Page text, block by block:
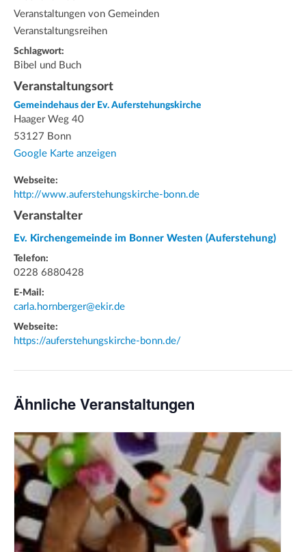
Veranstaltungen von Gemeinden
Veranstaltungsreihen
Schlagwort:
Bibel und Buch
Veranstaltungsort
Gemeindehaus der Ev. Auferstehungskirche
Haager Weg 40
53127 Bonn
Google Karte anzeigen
Webseite:
http://www.auferstehungskirche-bonn.de
Veranstalter
Ev. Kirchengemeinde im Bonner Westen (Auferstehung)
Telefon:
0228 6880428
E-Mail:
carla.hornberger@ekir.de
Webseite:
https://auferstehungskirche-bonn.de/
Ähnliche Veranstaltungen